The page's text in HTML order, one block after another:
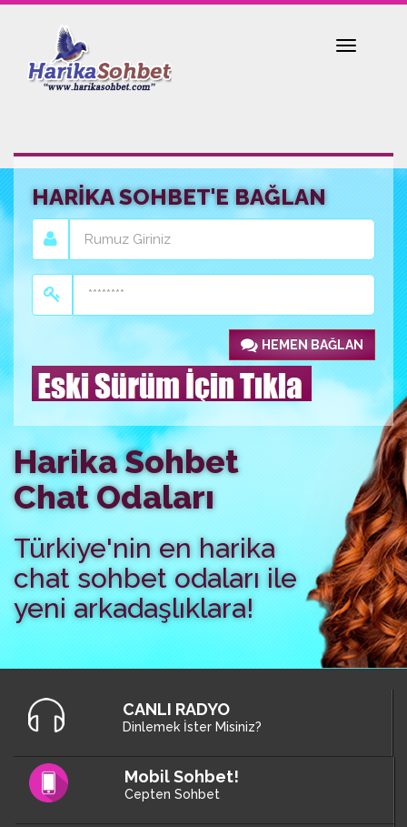
Toggle
HARİKA SOHBET'E BAĞLAN
HEMEN BAĞLAN
Harika Sohbet
Chat Odaları
Türkiye'nin en harika
chat sohbet odaları ile
yeni arkadaşlıklara!
CANLI RADYO
Dinlemek İster Misiniz?
Mobil Sohbet!
Cepten Sohbet